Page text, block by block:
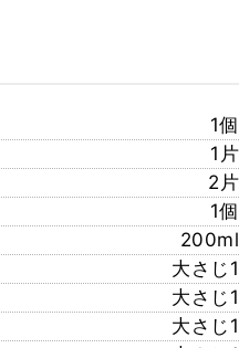
1個
1片
2片
1個
200ml
大さじ1
大さじ1
大さじ1